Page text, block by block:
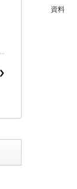
資料